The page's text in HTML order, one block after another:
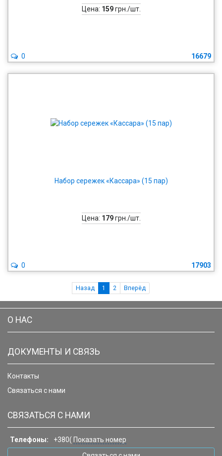
Цена: 159грн./шт.
16679
0
Набор сережек «Кассара» (15 пар)
Цена: 179грн./шт.
17903
0
Назад 1 2 Вперёд
О НАС
ДОКУМЕНТЫ И СВЯЗЬ
Контакты
Связаться с нами
СВЯЗАТЬСЯ С НАМИ
Телефоны: +380( Показать номер